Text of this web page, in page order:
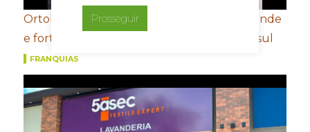
Prosseguir
Ortobom aposta em novo conceito de estande
e fortalecimento de portfólio para a Movelsul
FRANQUIAS